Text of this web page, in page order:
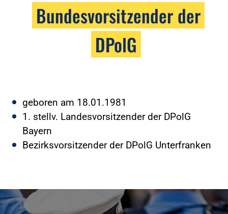
Bundesvorsitzender der
DPolG
geboren am 18.01.1981
1. stellv. Landesvorsitzender der DPolG
Bayern
Bezirksvorsitzender der DPolG Unterfranken